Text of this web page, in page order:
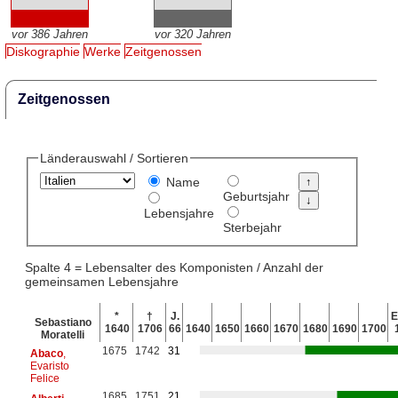
vor 386 Jahren vor 320 Jahren
Diskographie Werke Zeitgenossen
Zeitgenossen
Länderauswahl / Sortieren
Name
Lebensjahre
Geburtsjahr
Sterbejahr
Spalte 4 = Lebensalter des Komponisten / Anzahl der
gemeinsamen Lebensjahre
Sebastiano
Moratelli
*
1640
†
1706
J.
66 1640 1650 1660 1670 1680 1690 1700
Abaco,
Evaristo
Felice
1675 1742 31